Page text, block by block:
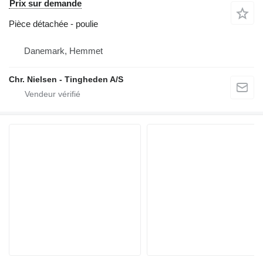
Prix sur demande
Pièce détachée - poulie
Danemark, Hemmet
Chr. Nielsen - Tingheden A/S